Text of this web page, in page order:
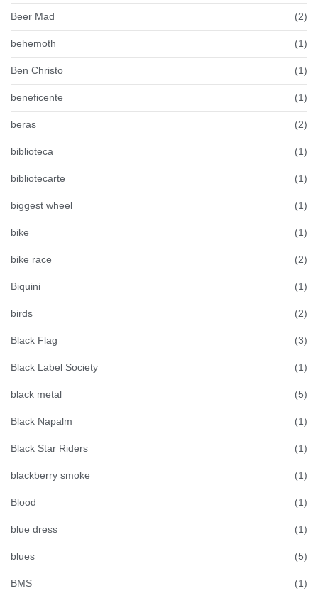
Beer Mad (2)
behemoth (1)
Ben Christo (1)
beneficente (1)
beras (2)
biblioteca (1)
bibliotecarte (1)
biggest wheel (1)
bike (1)
bike race (2)
Biquini (1)
birds (2)
Black Flag (3)
Black Label Society (1)
black metal (5)
Black Napalm (1)
Black Star Riders (1)
blackberry smoke (1)
Blood (1)
blue dress (1)
blues (5)
BMS (1)